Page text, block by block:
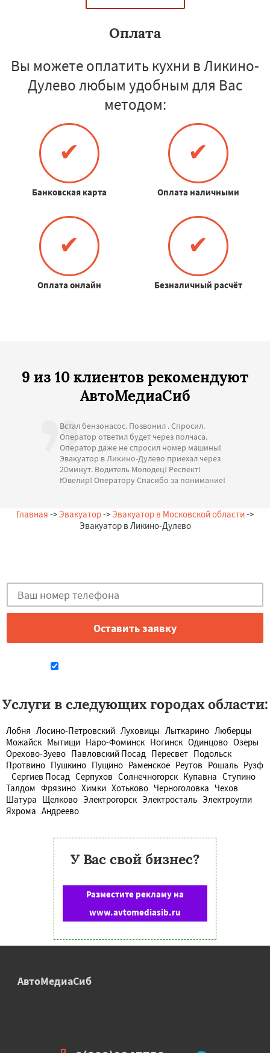
Оплата
Вы можете оплатить кухни в Ликино-
Дулево любым удобным для Вас
методом:
✔
Банковская карта
✔
Оплата наличными
✔
Оплата онлайн
✔
Безналичный расчёт
9 из 10 клиентов рекомендуют
АвтоМедиаСиб
Встал бензонасос. Позвонил . Спросил.
Оператор ответил будет через полчаса.
Оператор даже не спросил номер машины!
Эвакуатор в Ликино-Дулево приехал через
20минут. Водитель Молодец! Респект!
Ювелир! Оператору Спасибо за понимание!
Стоимость адекватная. Большое спасибо за
— А. Игоревна, 10.07.2026
Россия, Ликино-Дулево, Лесная, 16
Главная ->Эвакуатор->Эвакуатор в Московской области->
Эвакуатор в Ликино-Дулево
Услуги в следующих городах области:
Лобня Лосино-Петровский Луховицы Лыткарино Люберцы
Можайск Мытищи Наро-Фоминск Ногинск Одинцово Озеры
Орехово-Зуево Павловский Посад Пересвет Подольск
Протвино Пушкино Пущино Раменское Реутов Рошаль Рузф
Сергиев Посад Серпухов Солнечногорск Купавна Ступино
Талдом Фрязино Химки Хотьково Черноголовка Чехов
Шатура Щелково Электрогорск Электросталь Электроугли
Яхрома Андреево
У Вас свой бизнес?
Разместите рекламу на
www.avtomediasib.ru
АвтоМедиаСиб